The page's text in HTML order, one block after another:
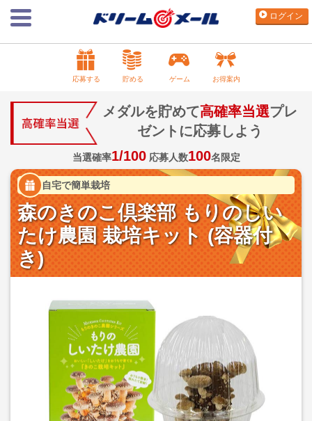
ログイン
応募する 貯める ゲーム お得案内
メダルを貯めて高確率当選プレ
ゼントに応募しよう
当選確率1/100応募人数100名限定
自宅で簡単栽培
森のきのこ倶楽部 もりのしい
たけ農園 栽培キット (容器付
き)